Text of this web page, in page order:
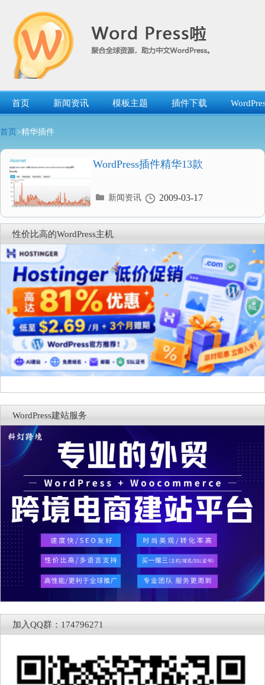
首页 新闻资讯 模板主题 插件下载
首页 >精华插件
WordPress插件精华13款
2009-03-17
分
录
新闻资讯
性价比高的WordPress主机
WordPress建站服务
加入QQ群：174796271